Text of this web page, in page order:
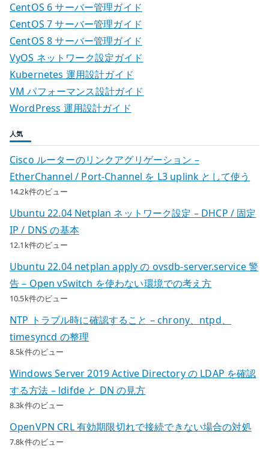
CentOS 6 サーバー管理ガイド
CentOS 7 サーバー管理ガイド
CentOS 8 サーバー管理ガイド
VyOS ネットワーク設定ガイド
Kubernetes 運用設計ガイド
VM パフォーマンス設計ガイド
WordPress 運用設計ガイド
人気
Cisco ルーターのリンクアグリゲーション –
EtherChannel / Port-Channel を L3 uplink として使う
14.2k件のビュー
Ubuntu 22.04 Netplan ネットワーク設定 – DHCP / 固定
IP / DNS の基本
12.1k件のビュー
Ubuntu 22.04 netplan apply の ovsdb-server.service 警
告 – Open vSwitch を使わない環境での考え方
10.5k件のビュー
NTP トラブル時に確認すること – chrony、ntpd、
timesyncd の整理
8.5k件のビュー
Windows Server 2019 Active Directory の LDAP を確認
する方法 – ldifde と DN の見方
8.3k件のビュー
OpenVPN CRL 有効期限切れで接続できない場合の対処
7.8k件のビュー